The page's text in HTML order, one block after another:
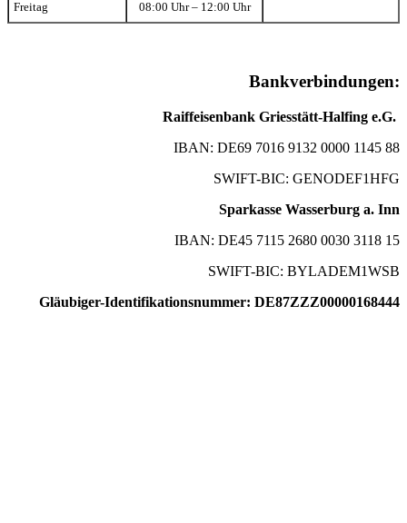
Freitag 08:00 Uhr – 12:00 Uhr
Bankverbindungen:
Raiffeisenbank Griesstätt-Halfing e.G.
IBAN: DE69 7016 9132 0000 1145 88
SWIFT-BIC: GENODEF1HFG
Sparkasse Wasserburg a. Inn
IBAN: DE45 7115 2680 0030 3118 15
SWIFT-BIC: BYLADEM1WSB
Gläubiger-Identifikationsnummer: DE87ZZZ00000168444